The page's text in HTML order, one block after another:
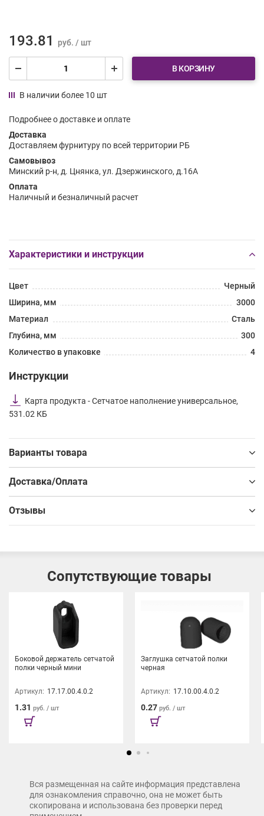
193.81 руб. / шт
В КОРЗИНУ
В наличии более 10 шт
Подробнее о доставке и оплате
Доставка
Доставляем фурнитуру по всей территории РБ
Самовывоз
Минский р-н, д. Цнянка, ул. Дзержинского, д.16А
Оплата
Наличный и безналичный расчет
Характеристики и инструкции
Цвет
Черный
Ширина, мм
3000
Материал
Сталь
Глубина, мм
300
Количество в упаковке
4
Инструкции
Карта продукта - Сетчатое наполнение универсальное,
531.02 КБ
Варианты товара
Доставка/Оплата
Отзывы
Сопутствующие товары
Боковой держатель сетчатой
полки черный мини
Артикул: 17.17.00.4.0.2
1.31 руб. / шт
Заглушка сетчатой полки
черная
Артикул: 17.10.00.4.0.2
0.27 руб. / шт
Вся размещенная на сайте информация представлена
для ознакомления справочно, она не может быть
скопирована и использована без проверки перед